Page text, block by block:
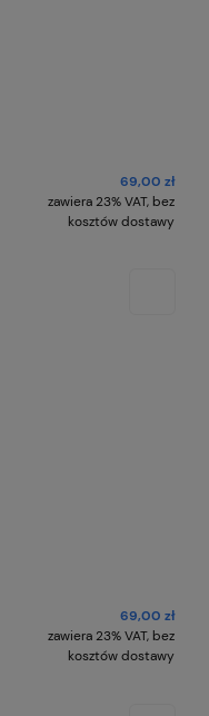
69,00 zł
zawiera 23% VAT, bez
kosztów dostawy
69,00 zł
zawiera 23% VAT, bez
kosztów dostawy